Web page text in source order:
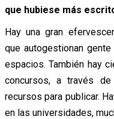
que hubiese más
Hay una gran
que autogestionan
espacios. También hay
concursos, a través
recursos para publicar.
en las universidades,